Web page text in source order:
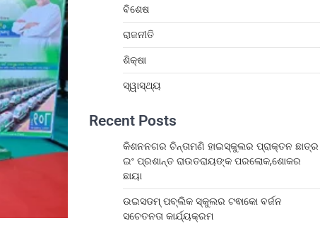
ବିଶେଷ
ରାଜନୀତି
ଶିକ୍ଷା
ସ୍ୱାସ୍ଥ୍ୟ
Recent Posts
କିଶନନଗର ଚିନ୍ତାମଣି ହାଇସ୍କୁଲର ପ୍ରାକ୍ତନ ଛାତ୍ର
ଇଂ ପ୍ରଶାନ୍ତ ରାଉତରାୟଙ୍କ ପରଲୋକ,ଶୋକର
ଛାୟା
ଉଇସଡମ୍ ପବ୍ଲିକ ସ୍କୁଲର ଟଵାକୋ ବର୍ଜନ
ସଚେତନତା କାର୍ଯ୍ୟକ୍ରମ